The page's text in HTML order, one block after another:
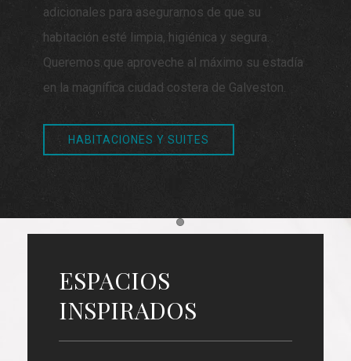
adicionales para asegurarnos de que su
habitación esté limpia, higiénica y segura.
Queremos que aproveche al máximo su estadía
en la magnífica ciudad costera de Galveston.
HABITACIONES Y SUITES
Item 1
ESPACIOS
INSPIRADOS